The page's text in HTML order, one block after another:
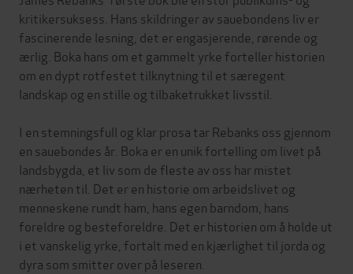
kritikersuksess. Hans skildringer av sauebondens liv er
fascinerende lesning, det er engasjerende, rørende og
ærlig. Boka hans om et gammelt yrke forteller historien
om en dypt rotfestet tilknytning til et særegent
landskap og en stille og tilbaketrukket livsstil.
I en stemningsfull og klar prosa tar Rebanks oss gjennom
en sauebondes år. Boka er en unik fortelling om livet på
landsbygda, et liv som de fleste av oss har mistet
nærheten til. Det er en historie om arbeidslivet og
menneskene rundt ham, hans egen barndom, hans
foreldre og besteforeldre. Det er historien om å holde ut
i et vanskelig yrke, fortalt med en kjærlighet til jorda og
dyra som smitter over på leseren.